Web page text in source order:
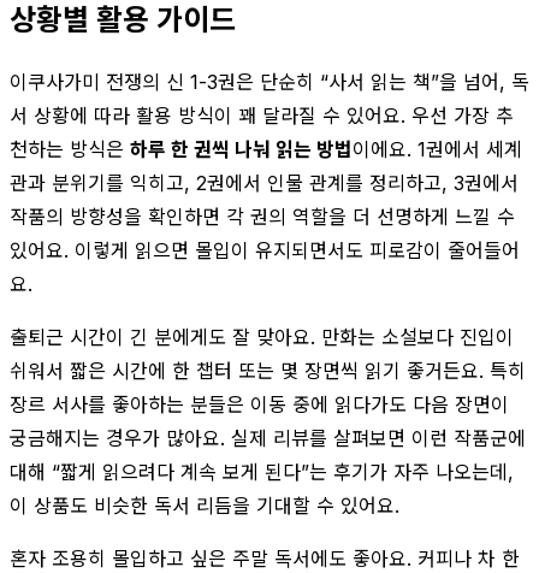
상황별 활용 가이드
이쿠사가미 전쟁의 신 1-3권은 단순히 “사서 읽는 책”을 넘어, 독
서 상황에 따라 활용 방식이 꽤 달라질 수 있어요. 우선 가장 추
천하는 방식은 하루 한 권씩 나눠 읽는 방법이에요. 1권에서 세계
관과 분위기를 익히고, 2권에서 인물 관계를 정리하고, 3권에서
작품의 방향성을 확인하면 각 권의 역할을 더 선명하게 느낄 수
있어요. 이렇게 읽으면 몰입이 유지되면서도 피로감이 줄어들어
요.
출퇴근 시간이 긴 분에게도 잘 맞아요. 만화는 소설보다 진입이
쉬워서 짧은 시간에 한 챕터 또는 몇 장면씩 읽기 좋거든요. 특히
장르 서사를 좋아하는 분들은 이동 중에 읽다가도 다음 장면이
궁금해지는 경우가 많아요. 실제 리뷰를 살펴보면 이런 작품군에
대해 “짧게 읽으려다 계속 보게 된다”는 후기가 자주 나오는데,
이 상품도 비슷한 독서 리듬을 기대할 수 있어요.
혼자 조용히 몰입하고 싶은 주말 독서에도 좋아요. 커피나 차 한